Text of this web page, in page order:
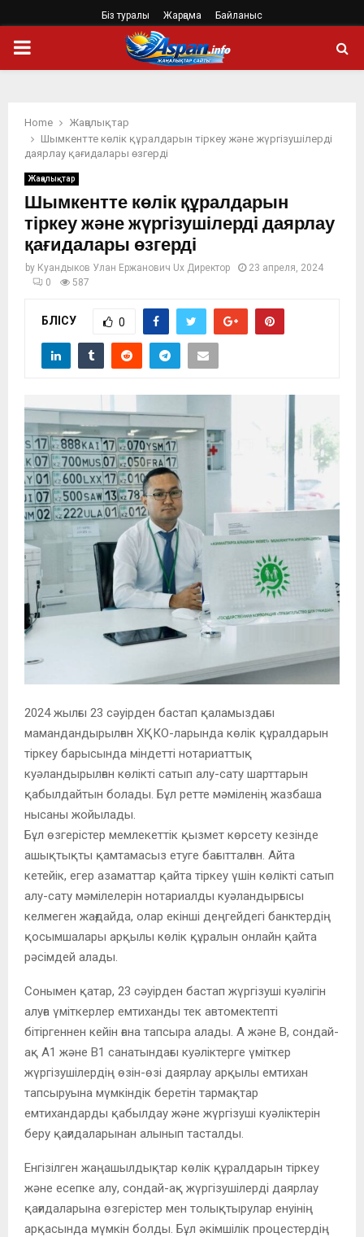
Біз туралы Жарңама Байланыс
PRIMARY
Home
Жаңалықтар
Шымкентте көлік құралдарын тіркеу және жүргізушілерді
даярлау қағидалары өзгерді
Жаңалықтар
Шымкентте көлік құралдарын
тіркеу және жүргізушілерді даярлау
қағидалары өзгерді
by Куандыков Улан Ержанович Ux Директор
23 апреля, 2024
0
587
БӨЛІСУ 0
2024 жылғы 23 сәуірден бастап қаламыздағы
мамандандырылған ХҚКО-ларында көлік құралдарын
тіркеу барысында міндетті нотариаттық
куәландырылған көлікті сатып алу-сату шарттарын
қабылдайтын болады. Бұл ретте мәміленің жазбаша
нысаны жойылады.
Бұл өзгерістер мемлекеттік қызмет көрсету кезінде
ашықтықты қамтамасыз етуге бағытталған. Айта
кетейік, егер азаматтар қайта тіркеу үшін көлікті сатып
алу-сату мәмілелерін нотариалды куәландырғысы
келмеген жағдайда, олар екінші деңгейдегі банктердің
қосымшалары арқылы көлік құралын онлайн қайта
рәсімдей алады.
Сонымен қатар, 23 сәуірден бастап жүргізуші куәлігін
алуға үміткерлер емтиханды тек автомектепті
бітіргеннен кейін ғана тапсыра алады. А және В, сондай-
ақ А1 және В1 санатындағы куәліктерге үміткер
жүргізушілердің өзін-өзі даярлау арқылы емтихан
тапсыруына мүмкіндік беретін тармақтар
емтихандарды қабылдау және жүргізуші куәліктерін
беру қағидаларынан алынып тасталды.
Енгізілген жаңашылдықтар көлік құралдарын тіркеу
және есепке алу, сондай-ақ жүргізушілерді даярлау
қағидаларына өзгерістер мен толықтырулар енуінің
арқасында мүмкін болды. Бұл әкімшілік процестердің